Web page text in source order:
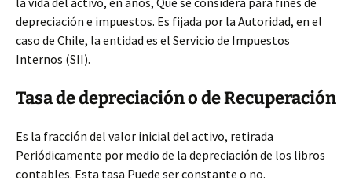
depreciación e impuestos. Es fijada por la Autoridad, en el
caso de Chile, la entidad es el Servicio de Impuestos
Internos (SII).
Tasa de depreciación o de Recuperación
Es la fracción del valor inicial del activo, retirada
Periódicamente por medio de la depreciación de los libros
contables. Esta tasa Puede ser constante o no.